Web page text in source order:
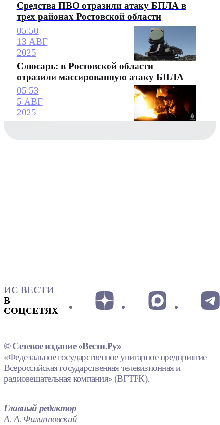
Средства ПВО отразили атаку БПЛА в
трех районах Ростовской области
05:50
13 АВГ
2025
Слюсарь: в Ростовской области
отразили массированную атаку БПЛА
05:53
5 АВГ
2025
ИС ВЕСТИ
В
СОЦСЕТЯХ
© Сетевое издание «Вести.Ру»
«Федеральное государственное унитарное предприятие
Всероссийская государственная телевизионная и
радиовещательная компания» (ВГТРК).
Главный редактор
А. А. Филипповский